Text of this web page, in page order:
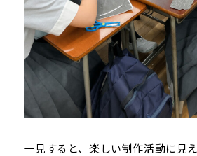
一見すると、楽しい制作活動に見